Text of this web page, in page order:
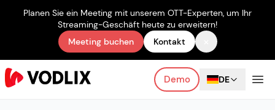
Planen Sie ein Meeting mit unserem OTT-Experten, um Ihr
Streaming-Geschäft heute zu erweitern!
Meeting buchen
Kontakt
Demo DE